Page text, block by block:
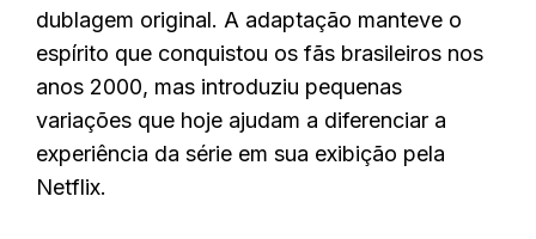
dublagem original. A adaptação manteve o
espírito que conquistou os fãs brasileiros nos
anos 2000, mas introduziu pequenas
variações que hoje ajudam a diferenciar a
experiência da série em sua exibição pela
Netflix.